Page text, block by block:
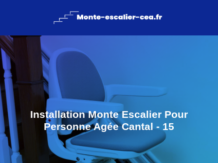
Installation Monte Escalier Pour
Personne Agée Cantal - 15